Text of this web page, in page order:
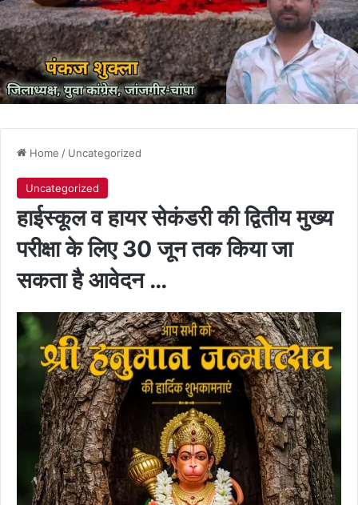
Home / Uncategorized
Uncategorized
हाईस्कूल व हायर सेकंडरी की द्वितीय मुख्य
परीक्षा के लिए 30 जून तक किया जा
सकता है आवेदन …